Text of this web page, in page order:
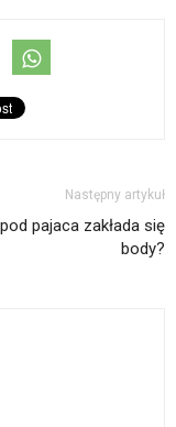
Następny artykuł
pajaca zakłada się
body?